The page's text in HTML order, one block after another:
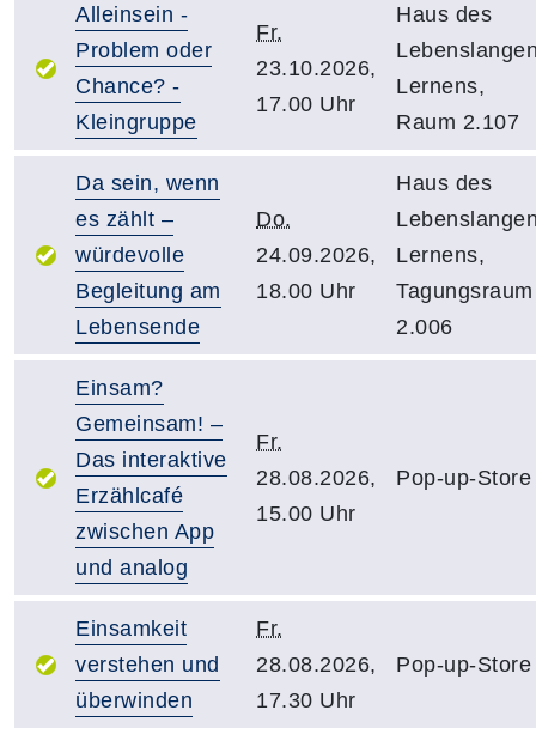
Alleinsein -
Problem oder
Chance? -
Kleingruppe
Fr.
23.10.2026,
17.00 Uhr
Haus des
Lernens,
Raum 2.107
Da sein, wenn
es zählt –
würdevolle
Begleitung am
Lebensende
Do.
24.09.2026,
18.00 Uhr
Haus des
Lernens,
Tagungsraum
2.006
Einsam?
Gemeinsam! –
Das interaktive
Erzählcafé
zwischen App
und analog
Fr.
28.08.2026,
15.00 Uhr
Pop-up-Store
Einsamkeit
verstehen und
überwinden
Fr.
28.08.2026,
17.30 Uhr
Pop-up-Store